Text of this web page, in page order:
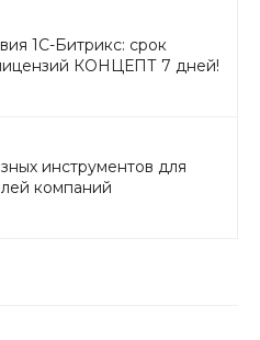
1С-Битрикс: срок
КОНЦЕПТ 7 дней!
инструментов для
компаний